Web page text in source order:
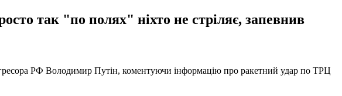
так "по полях" ніхто не стріляє, запевнив
РФ Володимир Путін, коментуючи інформацію про ракетний удар по ТРЦ